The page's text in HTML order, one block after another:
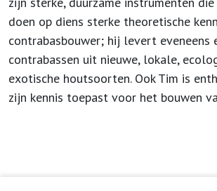
doen op diens sterke theoretische
contrabasbouwer; hij levert eveneens
contrabassen uit nieuwe, lokale,
exotische houtsoorten. Ook Tim is
zijn kennis toepast voor het bouwen